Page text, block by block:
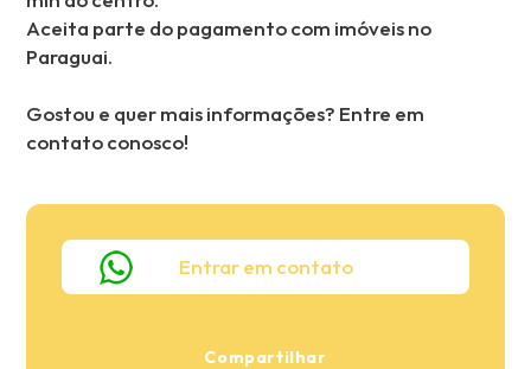
Aceita parte do pagamento com imóveis no
Paraguai.
Gostou e quer mais informações? Entre em
contato conosco!
Entrar em contato
Compartilhar